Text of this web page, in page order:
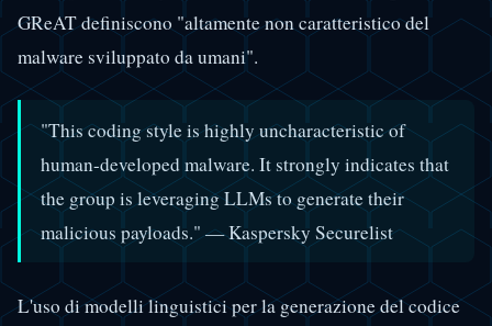
GReAT definiscono "altamente non caratteristico del
malware sviluppato da umani".
"This coding style is highly uncharacteristic of
human-developed malware. It strongly indicates that
the group is leveraging LLMs to generate their
malicious payloads." — Kaspersky Securelist
L'uso di modelli linguistici per la generazione del codice